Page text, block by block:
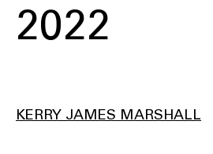
2022
KERRY JAMES MARSHALL